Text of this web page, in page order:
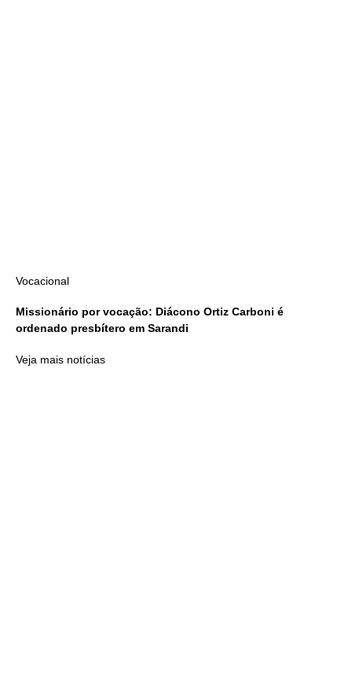
Vocacional
Missionário por vocação: Diácono Ortiz Carboni é
ordenado presbítero em Sarandi
Veja mais notícias